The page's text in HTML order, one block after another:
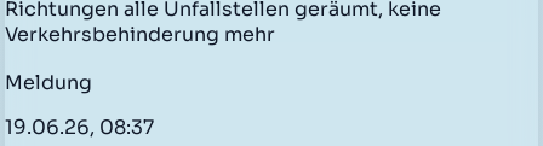
Richtungen alle Unfallstellen geräumt, keine
Verkehrsbehinderung mehr
Meldung
19.06.26, 08:37